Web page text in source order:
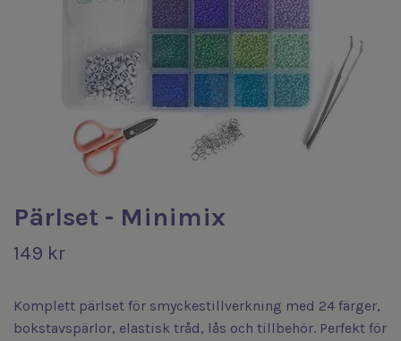
Pärlset - Minimix
149 kr
Komplett pärlset för smyckestillverkning med 24 färger,
bokstavspärlor, elastisk tråd, lås och tillbehör. Perfekt för